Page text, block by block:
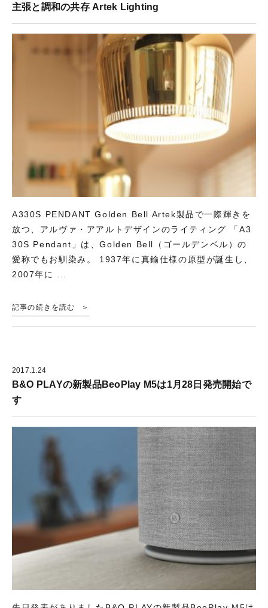
主張と調和の共存 Artek Lighting
A330S PENDANT Golden Bell Artek製品で一際輝きを
放つ、アルヴァ・アアルトデザインのライティング 「A3
30S Pendant」は、Golden Bell（ゴールデンベル）の
愛称でもお馴染み。 1937年に真鍮仕様の原型が誕生し、
2007年に ...
記事の続きを読む
2017.1.24
B&O PLAYの新製品BeoPlay M5は1月28日発売開始で
す